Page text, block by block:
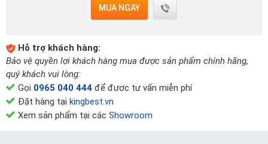
MUA NGAY
Hỗ trợ khách hàng:
Bảo vệ quyền lợi khách hàng mua được sản phẩm chính hãng,
quý khách vui lòng:
Gọi 0965 040 444 để được tư vấn miễn phí
Đặt hàng tại kingbest.vn
Xem sản phẩm tại các Showroom